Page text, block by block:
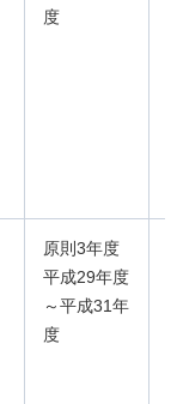
度
原則3年度
平成29年度
～平成31年
度